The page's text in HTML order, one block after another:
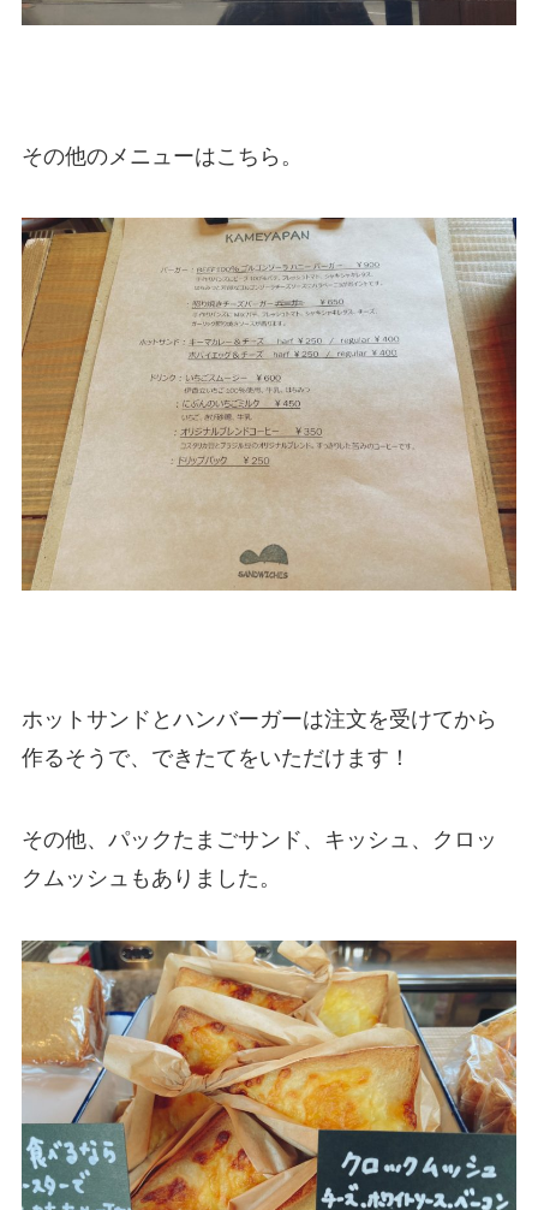
その他のメニューはこちら。
ホットサンドとハンバーガーは注文を受けてから
作るそうで、できたてをいただけます！
その他、パックたまごサンド、キッシュ、クロッ
クムッシュもありました。